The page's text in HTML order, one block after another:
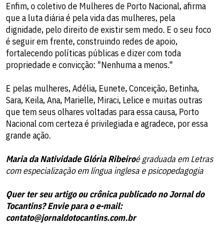
Enfim, o coletivo de Mulheres de Porto Nacional, afirma
que a luta diária é pela vida das mulheres, pela
dignidade, pelo direito de existir sem medo. E o seu foco
é seguir em frente, construindo redes de apoio,
fortalecendo políticas públicas e dizer com toda
propriedade e convicção: "Nenhuma a menos."
E pelas mulheres, Adélia, Eunete, Conceição, Betinha,
Sara, Keila, Ana, Marielle, Miraci, Lelice e muitas outras
que tem seus olhares voltadas para essa causa, Porto
Nacional com certeza é privilegiada e agradece, por essa
grande ação.
Maria da Natividade Glória Ribeiroé graduada em Letras
com especialização em língua inglesa e psicopedagogia
Quer ter seu artigo ou crônica publicado no Jornal do
Tocantins? Envie para o e-mail:
contato@jornaldotocantins.com.br